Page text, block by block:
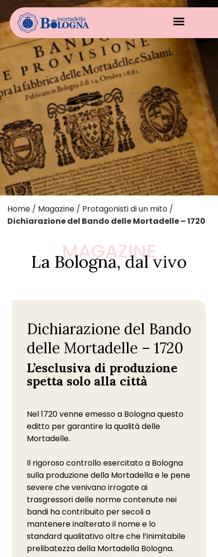
Home / Magazine / Protagonisti di un mito /
Dichiarazione del Bando delle Mortadelle – 1720
MAGAZINE
La Bologna, dal vivo
Dichiarazione del Bando
delle Mortadelle – 1720
L’esclusiva di produzione
spetta solo alla città
Nel 1720 venne emesso a Bologna questo
editto per garantire la qualità delle
Mortadelle.
Il rigoroso controllo esercitato a Bologna
sulla produzione della Mortadella e le pene
severe che venivano irrogate ai
trasgressori delle norme contenute nei
bandi ha contribuito per secoli a
mantenere inalterato il nome e lo
standard qualitativo oltre che l’inimitabile
prelibatezza della Mortadella Bologna.